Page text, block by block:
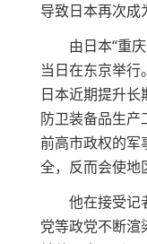
导致日本再次成
由日本“重庆
当日在东京举行
日本近期提升
防卫装备品生产
前高市政权的军
全，反而会使地
他在接受记者
党等政党不断渲